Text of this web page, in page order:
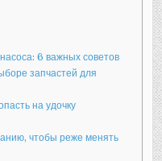
6 важных советов
запчастей для
на удочку
чтобы реже менять